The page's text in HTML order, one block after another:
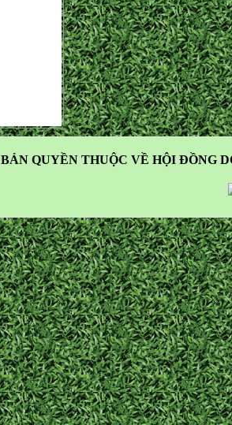
BẢN QUYỀN THUỘC VỀ HỘI ĐỒNG